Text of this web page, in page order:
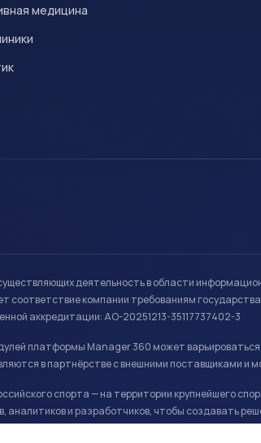
медицина
деятельность в области
компании требованиям
аккредитации: АО-20251213-35117737402-3
платформы Manager 360 может
в партнёрстве с внешними поставщиками и
спорта — на территории крупнейшего
и разработчиков, чтобы создавать